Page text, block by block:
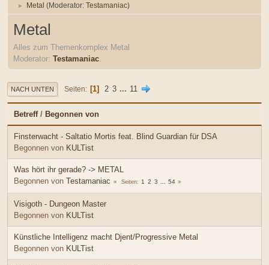
► Metal (Moderator: Testamaniac)
Metal
Alles zum Themenkomplex Metal
Moderator: Testamaniac.
NACH UNTEN Seiten 1 2 3 ... 11
Betreff/ Begonnen von
Finsterwacht - Saltatio Mortis feat. Blind Guardian für DSA
Begonnen von KULTist
Was hört ihr gerade? -> METAL
Begonnen von Testamaniac Seiten 1 2 3 54
Visigoth - Dungeon Master
Begonnen von KULTist
Künstliche Intelligenz macht Djent/Progressive Metal
Begonnen von KULTist